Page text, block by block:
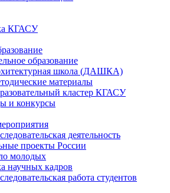
КГАСУ
образование
школа (ДАШКА)
материалы
кластер КГАСУ
и конкурсы
деятельность
проекты России
молодых
научных кадров
работа студентов